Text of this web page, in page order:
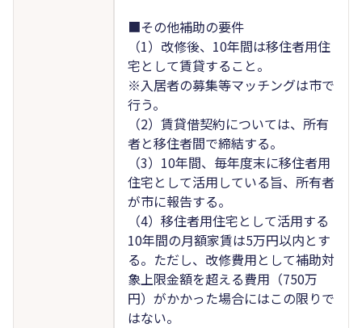
■その他補助の要件
（1）改修後、10年間は移住者用住
宅として賃貸すること。
※入居者の募集等マッチングは市で
行う。
（2）賃貸借契約については、所有
者と移住者間で締結する。
（3）10年間、毎年度末に移住者用
住宅として活用している旨、所有者
が市に報告する。
（4）移住者用住宅として活用する
10年間の月額家賃は5万円以内とす
る。ただし、改修費用として補助対
象上限金額を超える費用（750万
円）がかかった場合にはこの限りで
はない。